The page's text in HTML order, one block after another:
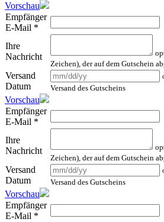
Vorschau
Empfänger
E-Mail *
Ihre
Nachricht
Zeichen), der auf dem Gutschein
Versand
Datum
Versand des Gutscheins
Vorschau
Empfänger
E-Mail *
Ihre
Nachricht
Zeichen), der auf dem Gutschein
Versand
Datum
Versand des Gutscheins
Vorschau
Empfänger
E-Mail *